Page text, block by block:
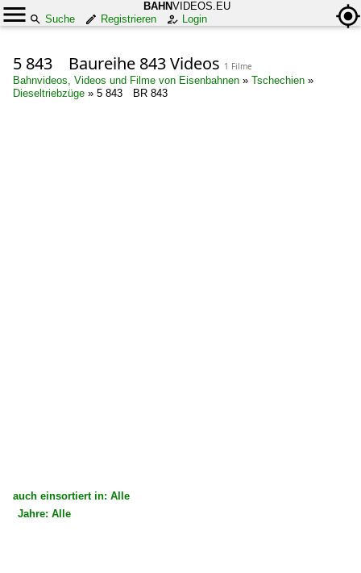
BAHNVIDEOS.EU
Suche
Registrieren Login
5 843 Baureihe 843 Videos 1 Filme
Bahnvideos, Videos und Filme von Eisenbahnen » Tschechien »
Dieseltriebzüge » 5 843 BR 843
auch einsortiert in: Alle
Jahre: Alle